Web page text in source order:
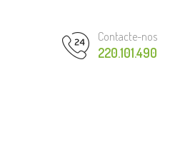
Contacte-nos
220.101.490